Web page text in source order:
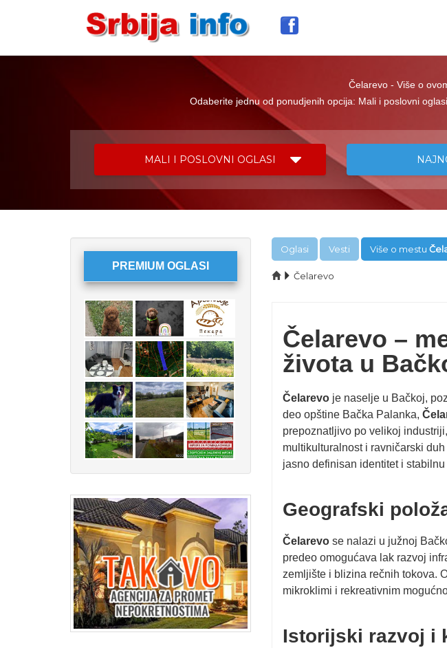
Čelarevo - Više o
Odaberite jednu od ponudjenih opcija: Mali i poslovni
MALI I POSLOVNI OGLASI
PREMIUM OGLASI
Oglasi Vesti Više o mestu
Čelarevo
Čelarevo –
života u
Čelarevoje naselje u Bačkoj,
deo opštine Bačka Palanka,
prepoznatljivo po velikoj
multikulturalnost i ravničarski
jasno definisan identitet i
Geografski
Čelarevose nalazi u južnoj
predeo omogućava lak razvoj
zemljište i blizina rečnih tokova.
mikroklimi i rekreativnim
Istorijski razvoj i